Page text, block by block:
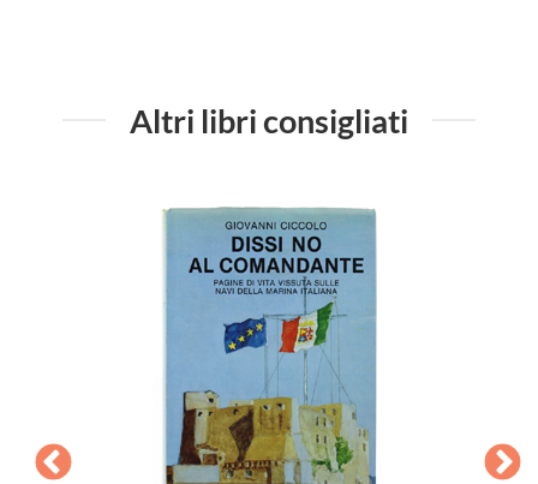
Altri libri consigliati